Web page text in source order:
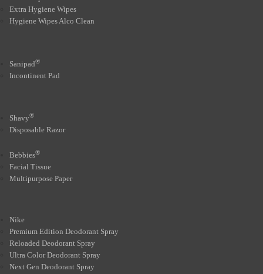
Extra Hygiene Wipes
Hygiene Wipes Alco Clean
Sanipad®
Incontinent Pad
Shavy®
Disposable Razor
Bebbies®
Facial Tissue
Multipurpose Paper
Nike
Premium Edition Deodorant Spray
Reloaded Deodorant Spray
Ultra Color Deodorant Spray
Next Gen Deodorant Spray